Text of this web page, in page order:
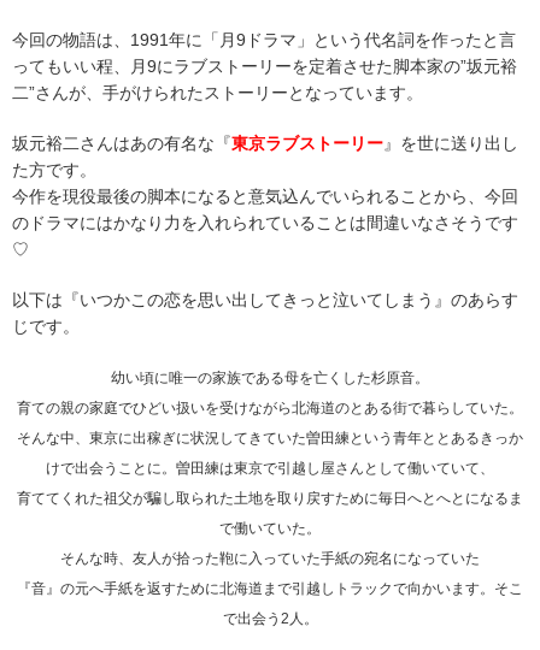
今回の物語は、1991年に「月9ドラマ」という代名詞を作ったと言
ってもいい程、月9にラブストーリーを定着させた脚本家の”坂元裕
二”さんが、手がけられたストーリーとなっています。
坂元裕二さんはあの有名な『東京ラブストーリー』を世に送り出し
た方です。
今作を現役最後の脚本になると意気込んでいられることから、今回
のドラマにはかなり力を入れられていることは間違いなさそうです
♡
以下は『いつかこの恋を思い出してきっと泣いてしまう』のあらす
じです。
幼い頃に唯一の家族である母を亡くした杉原音。
育ての親の家庭でひどい扱いを受けながら北海道のとある街で暮らしていた。
そんな中、東京に出稼ぎに状況してきていた曽田練という青年ととあるきっか
けで出会うことに。曽田練は東京で引越し屋さんとして働いていて、
育ててくれた祖父が騙し取られた土地を取り戻すために毎日へとへとになるま
で働いていた。
そんな時、友人が拾った鞄に入っていた手紙の宛名になっていた
『音』の元へ手紙を返すために北海道まで引越しトラックで向かいます。そこ
で出会う2人。